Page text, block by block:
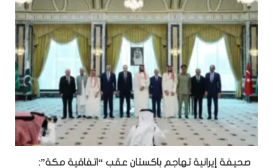
صحيفة إيرانية تهاجم باكستان عقب “اتفاقية مكة”: